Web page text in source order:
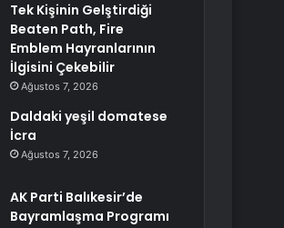
Tek Kişinin Gelştirdiği
Beaten Path, Fire
Emblem Hayranlarının
İlgisini Çekebilir
Ağustos 7, 2026
Daldaki yeşil domatese
İcra
Ağustos 7, 2026
AK Parti Balıkesir’de
Bayramlaşma Programı